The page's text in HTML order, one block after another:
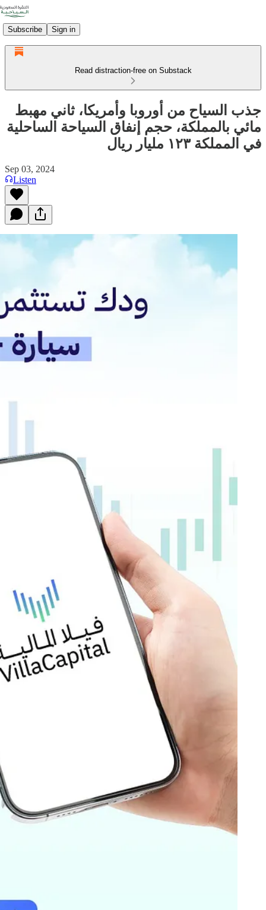
Subscribe Sign in
Read distraction-free on Substack
جذب السياح من أوروبا وأمريكا، ثاني مهبط
مائي بالمملكة، حجم إنفاق السياحة الساحلية
في المملكة ١٢٣ مليار ريال
Sep 03, 2024
Listen